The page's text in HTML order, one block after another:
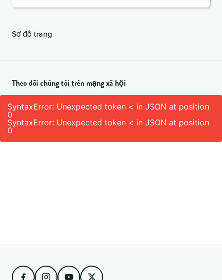
buộc)
Sơ đồ trang
Theo dõi chúng tôi trên mạng xã hội
SyntaxError: Unexpected token < in JSON at position
0
SyntaxError: Unexpected token < in JSON at position
0